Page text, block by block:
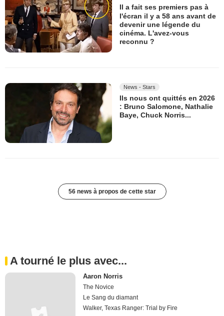
Il a fait ses premiers pas à
l'écran il y a 58 ans avant de
devenir une légende du
cinéma. L'avez-vous
reconnu ?
News - Stars
Ils nous ont quittés en 2026
: Bruno Salomone, Nathalie
Baye, Chuck Norris...
56 news à propos de cette star
A tourné le plus avec...
Aaron Norris
The Novice
Le Sang du diamant
Walker, Texas Ranger: Trial by Fire